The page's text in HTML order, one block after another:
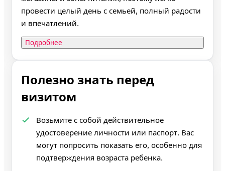
провести целый день с семьей, полный радости
и впечатлений.
Подробнее
Полезно знать перед
визитом
Возьмите с собой действительное
удостоверение личности или паспорт. Вас
могут попросить показать его, особенно для
подтверждения возраста ребенка.